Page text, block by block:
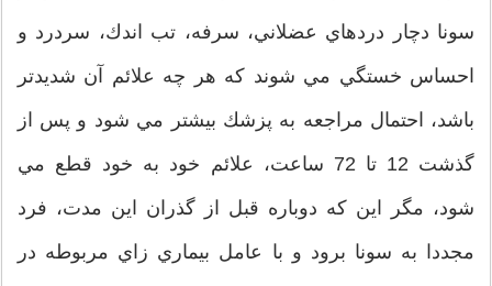
سونا دچار دردهاي عضلاني، سرفه، تب اندك، سردرد و
احساس خستگي مي ‌شوند كه هر چه علائم آن شديدتر
باشد، احتمال مراجعه به پزشك بيشتر مي ‌شود و پس از
گذشت 12 تا 72 ساعت، علائم خود به خود قطع مي
‌شود، مگر اين كه دوباره قبل از گذران اين مدت، فرد
مجددا به سونا برود و با عامل بيماري زاي مربوطه در